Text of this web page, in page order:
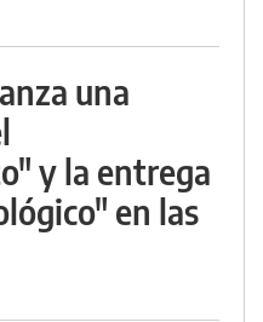
una
y la entrega
en las